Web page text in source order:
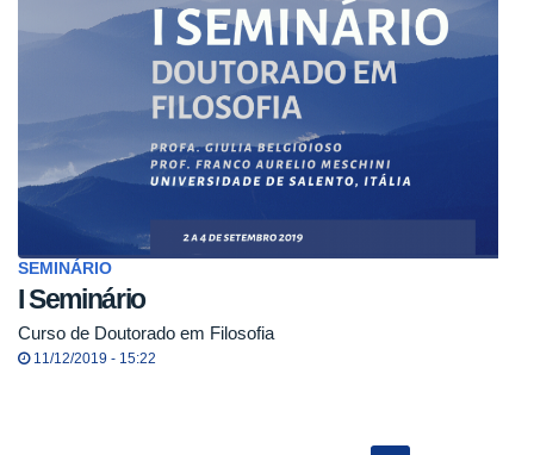
SEMINÁRIO
I Seminário
Curso de Doutorado em Filosofia
11/12/2019 - 15:22